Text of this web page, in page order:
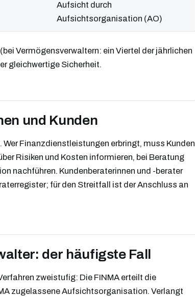
Aufsicht durch
Aufsichtsorganisation (AO)
Vermögensverwaltern: ein Viertel der jährlichen
gleichwertige Sicherheit.
und Kunden
Finanzdienstleistungen erbringt, muss Kunden
Risiken und Kosten informieren, bei Beratung
nachführen. Kundenberaterinnen und -berater
für den Streitfall ist der Anschluss an
der häufigste Fall
zweistufig: Die FINMA erteilt die
zugelassene Aufsichtsorganisation. Verlangt